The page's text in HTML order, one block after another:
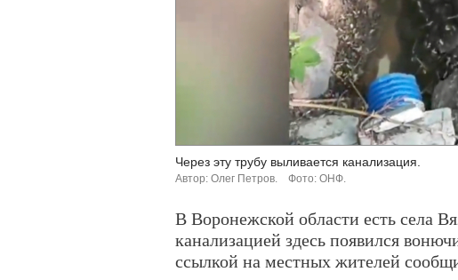
Через эту трубу выливается канализация.
Автор: Олег Петров. Фото: ОНФ.
В Воронежской области есть села
канализацией здесь появился
ссылкой на местных жителей